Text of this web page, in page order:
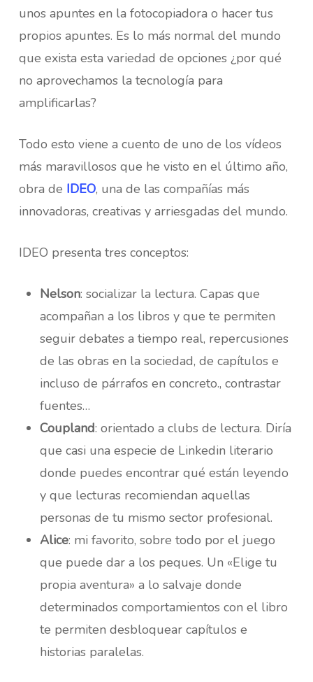
unos apuntes en la fotocopiadora o hacer tus
propios apuntes. Es lo más normal del mundo
que exista esta variedad de opciones ¿por qué
no aprovechamos la tecnología para
amplificarlas?
Todo esto viene a cuento de uno de los vídeos
más maravillosos que he visto en el último año,
obra de IDEO, una de las compañías más
innovadoras, creativas y arriesgadas del mundo.
IDEO presenta tres conceptos:
Nelson: socializar la lectura. Capas que
acompañan a los libros y que te permiten
seguir debates a tiempo real, repercusiones
de las obras en la sociedad, de capítulos e
incluso de párrafos en concreto., contrastar
fuentes…
Coupland: orientado a clubs de lectura. Diría
que casi una especie de Linkedin literario
donde puedes encontrar qué están leyendo
y que lecturas recomiendan aquellas
personas de tu mismo sector profesional.
Alice: mi favorito, sobre todo por el juego
que puede dar a los peques. Un «Elige tu
propia aventura» a lo salvaje donde
determinados comportamientos con el libro
te permiten desbloquear capítulos e
historias paralelas.